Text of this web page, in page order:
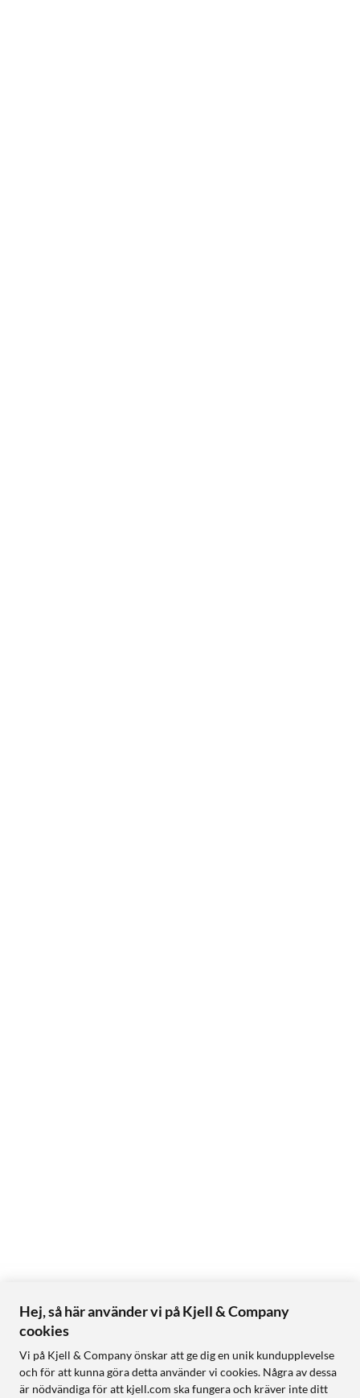
Hej, så här använder vi på Kjell & Company
cookies
Vi på Kjell & Company önskar att ge dig en unik kundupplevelse
och för att kunna göra detta använder vi cookies. Några av dessa
är nödvändiga för att kjell.com ska fungera och kräver inte ditt